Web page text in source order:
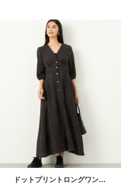
ドットプリントロングワン…